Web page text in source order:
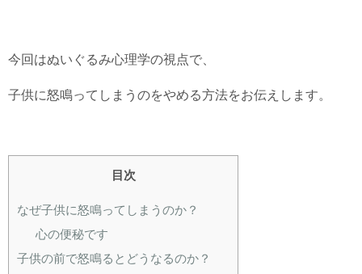
今回はぬいぐるみ心理学の視点で、
子供に怒鳴ってしまうのをやめる方法をお伝えします。
目次
なぜ子供に怒鳴ってしまうのか？
心の便秘です
子供の前で怒鳴るとどうなるのか？